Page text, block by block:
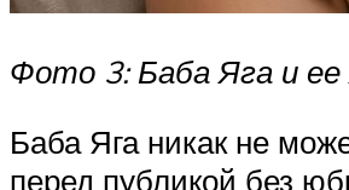
Фото 3: Баба Яга и
Баба Яга никак не
перед публикой без